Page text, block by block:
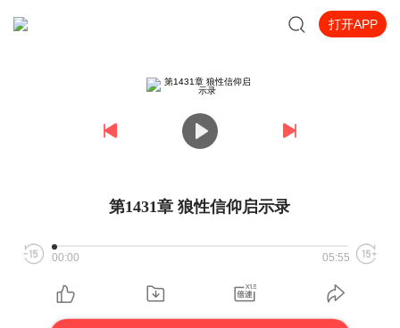
打开APP
第1431章 狼性信仰启示录
00:00 05:55